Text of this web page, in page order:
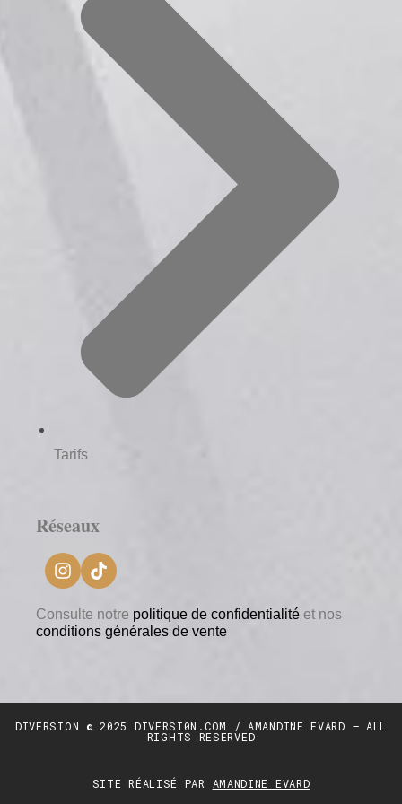
Tarifs
Réseaux
Consulte notre politique de confidentialité et nos
conditions générales de vente
DIVERSION © 2025 DIVERSI0N.COM / AMANDINE EVARD – ALL
RIGHTS RESERVED
SITE RÉALISÉ PAR AMANDINE EVARD